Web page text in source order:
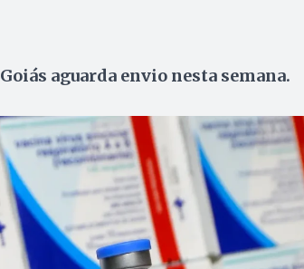
aguarda envio nesta semana.